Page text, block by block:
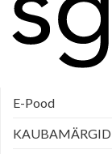
E-Pood
KAUBAMÄRGID